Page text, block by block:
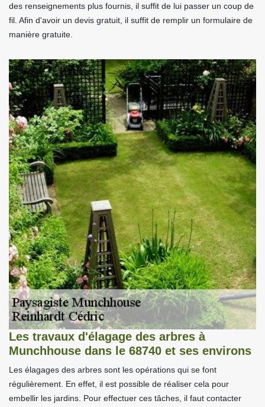
des renseignements plus fournis, il suffit de lui passer un coup de
fil. Afin d'avoir un devis gratuit, il suffit de remplir un formulaire de
manière gratuite.
Les travaux d'élagage des arbres à
Munchhouse dans le 68740 et ses environs
Les élagages des arbres sont les opérations qui se font
régulièrement. En effet, il est possible de réaliser cela pour
embellir les jardins. Pour effectuer ces tâches, il faut contacter